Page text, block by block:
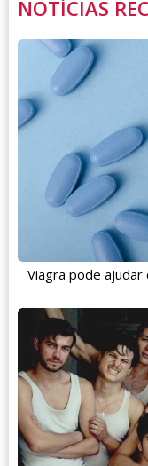
NOTÍCIAS
Viagra pode ajudar